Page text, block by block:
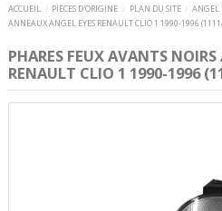
ACCUEIL PIECES D'ORIGINE PLAN DU SITE ANGEL
ANNEAUX ANGEL EYES RENAULT CLIO 1 1990-1996
PHARES FEUX AVANTS
RENAULT CLIO 1 1990-1996